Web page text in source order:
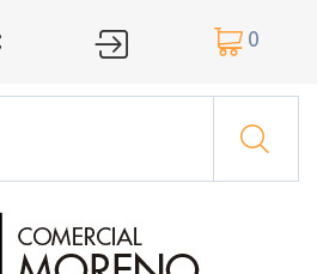
  0